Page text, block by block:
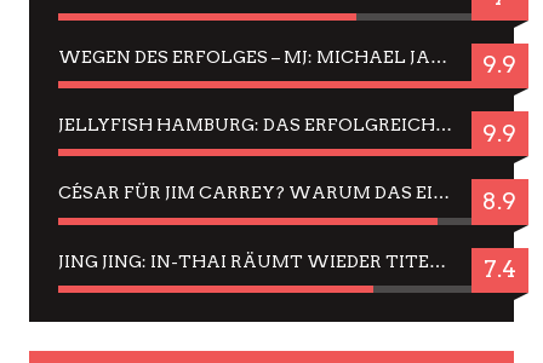
WEGEN DES ERFOLGES – MJ: MICHAEL JACKSON MUSICAL IN EINER MATINEE SEHEN 9.9
JELLYFISH HAMBURG: DAS ERFOLGREICHE SOMMER-MENÜ 2025 IN GEFÜHLEN UND BILDERN 9.9
CÉSAR FÜR JIM CARREY? WARUM DAS EINER DER NERVIGSTEN ACTORS IST UND BLEIBT 8.9
JING JING: IN-THAI RÄUMT WIEDER TITEL AB – EIN ZWEI-STUNDEN-ERLEBNISBERICHT 7.4